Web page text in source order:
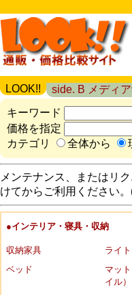
LOOK!! side. B メディ
キーワード
価格を指定
カテゴリ
全体から
メンテナンス、またはリ
けてからご利用ください
●インテリア・寝具・収納
収納家具
ライ
ベッド
マッ
イル）